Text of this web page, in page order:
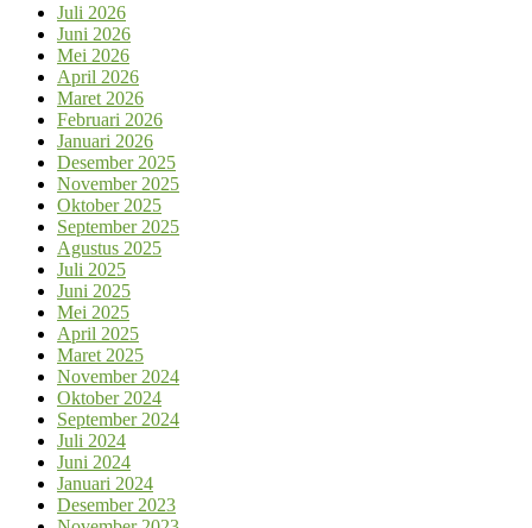
Juli 2026
Juni 2026
Mei 2026
April 2026
Maret 2026
Februari 2026
Januari 2026
Desember 2025
November 2025
Oktober 2025
September 2025
Agustus 2025
Juli 2025
Juni 2025
Mei 2025
April 2025
Maret 2025
November 2024
Oktober 2024
September 2024
Juli 2024
Juni 2024
Januari 2024
Desember 2023